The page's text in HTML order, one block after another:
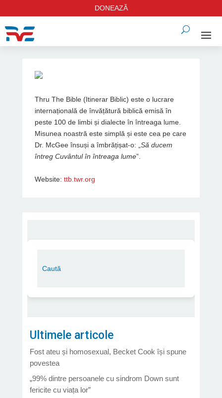
DONEAZĂ
Thru The Bible (Itinerar Biblic) este o lucrare
internațională de învățătură biblică emisă în
peste 100 de limbi și dialecte în întreaga lume.
Misunea noastră este simplă și este cea pe care
Dr. McGee însuși a îmbrățișat-o: „ Să ducem
întreg Cuvântul în întreaga lume”.
Website: ttb.twr.org
Ultimele articole
Fost ateu și homosexual, Becket Cook își spune
povestea
„99% dintre persoanele cu sindrom Down sunt
fericite cu viața lor”